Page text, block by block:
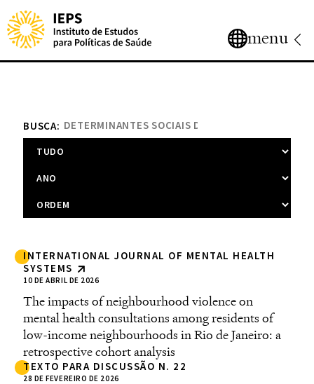
menu
BUSCA:
INTERNATIONAL JOURNAL OF MENTAL HEALTH
SYSTEMS
10 DE ABRIL DE 2026
The impacts of neighbourhood violence on
mental health consultations among residents of
low-income neighbourhoods in Rio de Janeiro: a
retrospective cohort analysis
TEXTO PARA DISCUSSÃO N. 22
28 DE FEVEREIRO DE 2026